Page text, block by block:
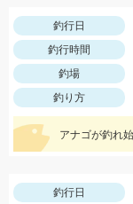
釣行日
釣行時間
釣場
釣り方
釣行日